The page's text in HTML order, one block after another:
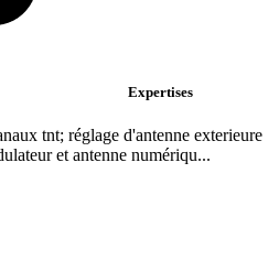
Expertises
tnt; réglage d'antenne exterieure
et antenne numériqu...